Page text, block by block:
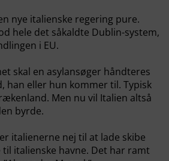
nye italienske regering pure.
hele det såkaldte Dublin-system,
i EU.
skal en asylansøger håndteres
han eller hun kommer til. Typisk
Men nu vil Italien altså
byrde.
italienerne nej til at lade skibe
italienske havne. Det har ramt